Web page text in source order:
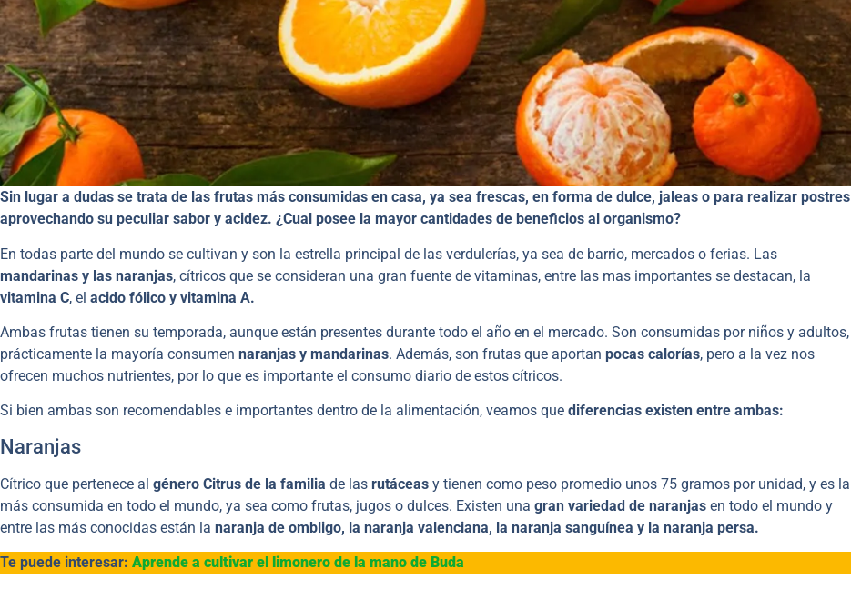
Sin lugar a dudas se trata de las frutas más consumidas en casa, ya sea frescas, en forma de dulce, jaleas o para realizar postres
aprovechando su peculiar sabor y acidez. ¿Cual posee la mayor cantidades de beneficios al organismo?
En todas parte del mundo se cultivan y son la estrella principal de las verdulerías, ya sea de barrio, mercados o ferias. Las
mandarinas y las naranjas, cítricos que se consideran una gran fuente de vitaminas, entre las mas importantes se destacan, la
vitamina C, el acido fólico y vitamina A.
Ambas frutas tienen su temporada, aunque están presentes durante todo el año en el mercado. Son consumidas por niños y adultos,
prácticamente la mayoría consumen naranjas y mandarinas. Además, son frutas que aportan pocas calorías, pero a la vez nos
ofrecen muchos nutrientes, por lo que es importante el consumo diario de estos cítricos.
Si bien ambas son recomendables e importantes dentro de la alimentación, veamos que diferencias existen entre ambas:
Naranjas
Cítrico que pertenece al género Citrus de la familia de las rutáceas y tienen como peso promedio unos 75 gramos por unidad, y es la
más consumida en todo el mundo, ya sea como frutas, jugos o dulces. Existen una gran variedad de naranjas en todo el mundo y
entre las más conocidas están la naranja de ombligo, la naranja valenciana, la naranja sanguínea y la naranja persa.
Te puede interesar: Aprende a cultivar el limonero de la mano de Buda